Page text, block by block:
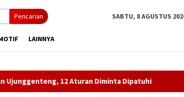
Pencarian SABTU, 8 AGUSTUS
LAINNYA
12 Aturan Diminta Dipatuhi MBG di SDN